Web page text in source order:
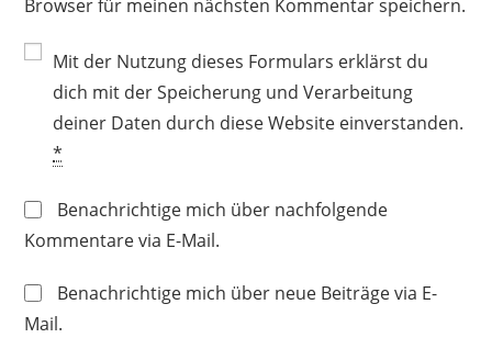
(optional)
Browser für meinen nächsten Kommentar speichern.
Mit der Nutzung dieses Formulars erklärst du
dich mit der Speicherung und Verarbeitung
deiner Daten durch diese Website einverstanden.
*
Benachrichtige mich über nachfolgende
Kommentare via E-Mail.
Benachrichtige mich über neue Beiträge via E-
Mail.